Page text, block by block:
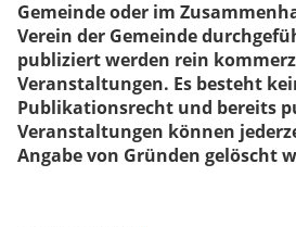
Gemeinde oder im
Verein der Gemeinde
publiziert werden rein
Veranstaltungen. Es besteht
Publikationsrecht und bereits
Veranstaltungen können
Angabe von Gründen gelöscht